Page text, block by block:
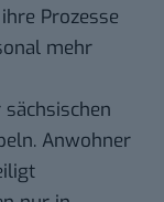
Prozesse
mehr
Anwohner